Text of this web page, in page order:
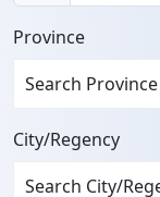
Province
Search Province
City/Regency